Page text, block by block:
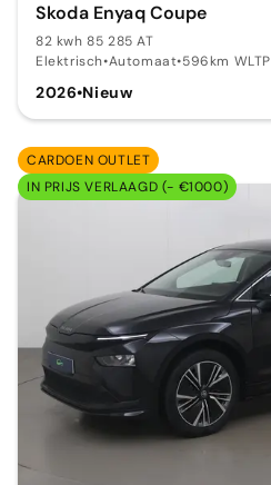
Skoda Enyaq Coupe
82 kwh 85 285 AT
Elektrisch•Automaat•596km WLTP
2026•Nieuw
CARDOEN OUTLET
IN PRIJS VERLAAGD (- €1000)